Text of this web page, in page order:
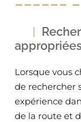
appropriées
Lorsque vous
de rechercher
expérience
de la route et